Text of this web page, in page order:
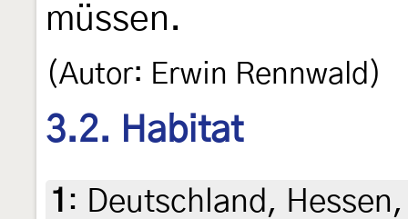
müssen.
(Autor: Erwin Rennwald)
3.2. Habitat
1 : Deutschland,